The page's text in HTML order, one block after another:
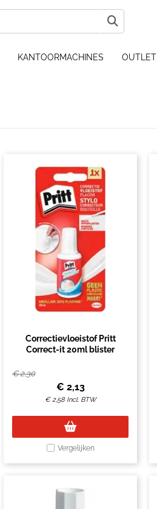
KANTOORMACHINES OUTLET
Correctievloeistof Pritt
Correct-it 20ml blister
€2,30
€ 2,13
€2,58 Incl. BTW
Vergelijken